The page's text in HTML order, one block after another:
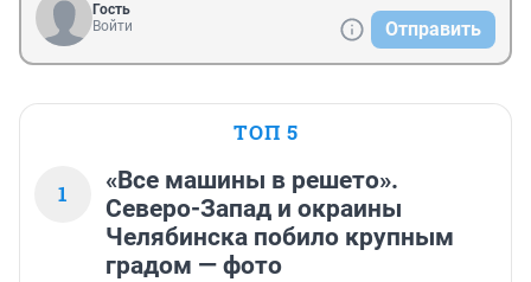
Гость
Войти
Отправить
ТОП 5
1
«Все машины в решето».
Северо-Запад и окраины
Челябинска побило крупным
градом — фото